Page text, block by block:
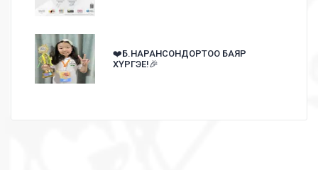
❤️Б.НАРАНСОНДОРТОО БАЯР
ХҮРГЭЕ!🎉